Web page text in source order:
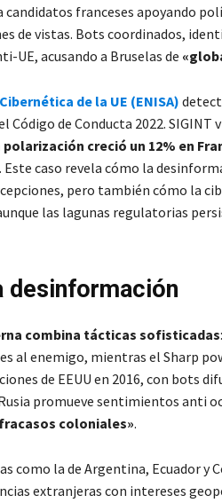
candidatos franceses apoyando
de vistas. Bots coordinados,
UE, acusando a Bruselas de
de la UE (ENISA)
Código de Conducta 2022. SIGINT
creció un 12% en
caso revela cómo la
pero también cómo la
las lagunas regulatorias
desinformación
combina tácticas sofisticadas
al enemigo, mientras el Sharp
de EEUU en 2016, con bots
promueve sentimientos anti
coloniales».
como la de Argentina, Ecuador y
extranjeras con intereses